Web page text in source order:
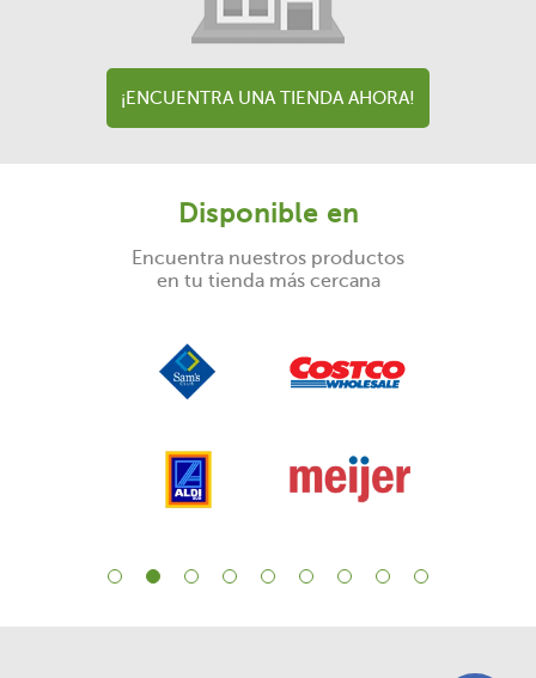
¡ENCUENTRA UNA TIENDA AHORA!
Disponible en
Encuentra nuestros productos
en tu tienda más cercana